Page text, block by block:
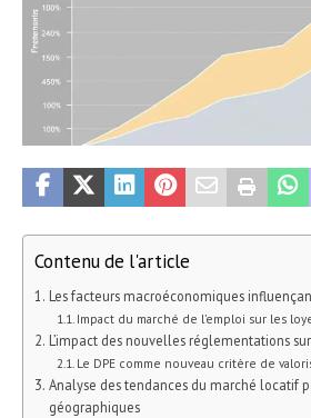
Contenu de l'article
Les facteurs macroéconomiques
Impact du marché de l’emploi sur les
L’impact des nouvelles réglementations
Le DPE comme nouveau critère de
Analyse des tendances du marché locatif
géographiques